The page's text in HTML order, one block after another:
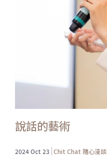
說話的藝術
2024 Oct 23 Chit Chat 隨心漫談